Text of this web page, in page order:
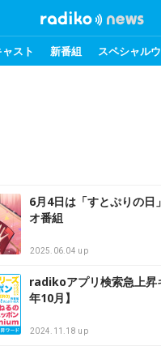
スト 新番組 スペシャル
6月4日は「すとぷりの日
オ番組
2025.06.04 up
radikoアプリ検索急上昇
年10月】
2024.11.18 up